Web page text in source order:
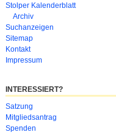
Stolper Kalenderblatt
Archiv
Suchanzeigen
Sitemap
Kontakt
Impressum
INTERESSIERT?
Navigation
überspringen
Satzung
Mitgliedsantrag
Spenden